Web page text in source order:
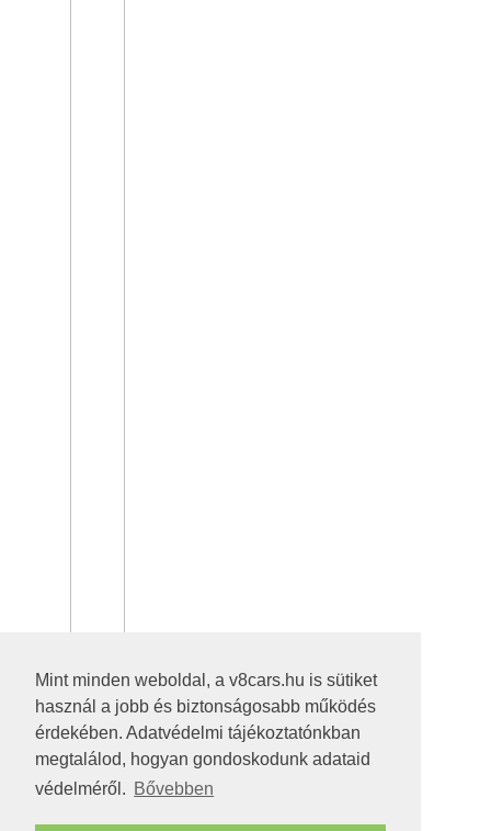
Mint minden weboldal, a v8cars.hu is sütiket
használ a jobb és biztonságosabb működés
érdekében. Adatvédelmi tájékoztatónkban
megtalálod, hogyan gondoskodunk adataid
védelméről. Bővebben